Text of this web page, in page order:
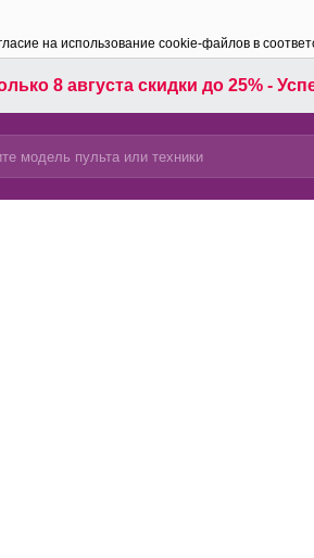
на использование cookie-файлов в
8 августа скидки до 25% -